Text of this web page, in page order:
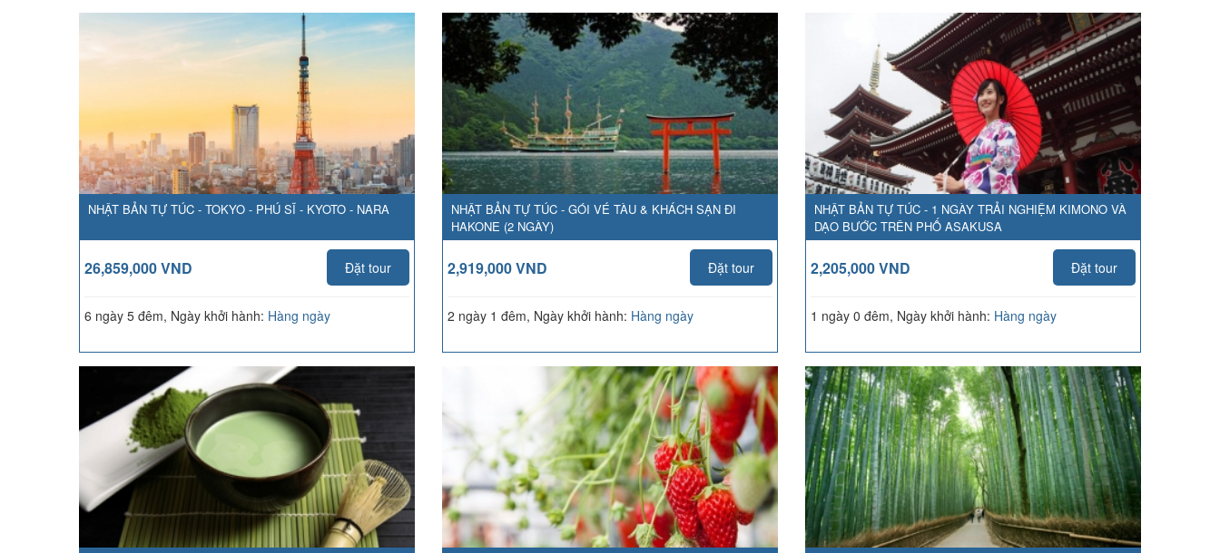
NHẬT BẢN TỰ TÚC - TOKYO - PHÚ SĨ - KYOTO - NARA
26,859,000 VND Đặt tour
6 ngày 5 đêm, Ngày khởi hành: Hàng ngày
NHẬT BẢN TỰ TÚC - GÓI VÉ TÀU & KHÁCH SẠN ĐI
HAKONE (2 NGÀY)
2,919,000 VND Đặt tour
2 ngày 1 đêm, Ngày khởi hành: Hàng ngày
NHẬT BẢN TỰ TÚC - 1 NGÀY TRẢI NGHIỆM KIMONO VÀ
DẠO BƯỚC TRÊN PHỐ ASAKUSA
2,205,000 VND Đặt tour
1 ngày 0 đêm, Ngày khởi hành: Hàng ngày